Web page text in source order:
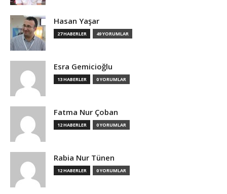
Hasan Yaşar
27 HABERLER 49 YORUMLAR
Esra Gemicioğlu
13 HABERLER 0 YORUMLAR
Fatma Nur Çoban
12 HABERLER 0 YORUMLAR
Rabia Nur Tünen
12 HABERLER 0 YORUMLAR